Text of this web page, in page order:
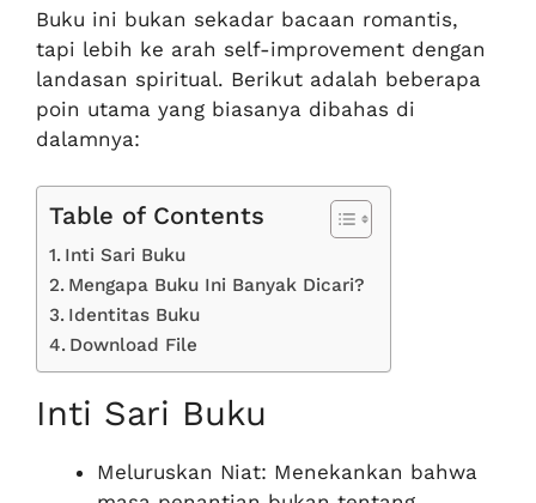
Buku ini bukan sekadar bacaan romantis,
tapi lebih ke arah self-improvement dengan
landasan spiritual. Berikut adalah beberapa
poin utama yang biasanya dibahas di
dalamnya:
Table of Contents
Inti Sari Buku
Mengapa Buku Ini Banyak Dicari?
Identitas Buku
Download File
Inti Sari Buku
Meluruskan Niat: Menekankan bahwa